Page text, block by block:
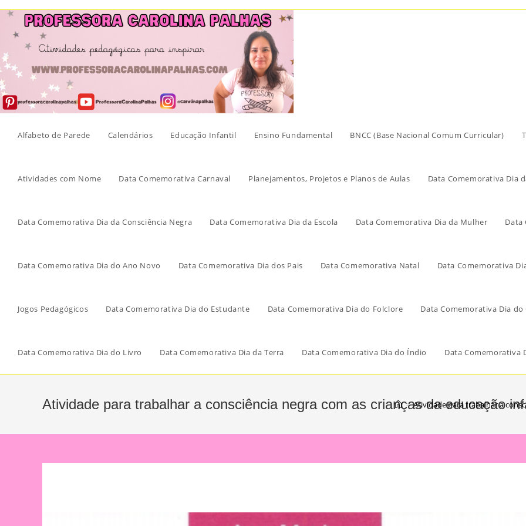
Skip
content
Alfabeto de Parede Calendários Educação Infantil Ensino Fundamental BNCC (Base Nacional Comum Curricular)
Atividades com Nome Data Comemorativa Carnaval Planejamentos, Projetos e Planos de Aulas Data Comemorativa Dia
Data Comemorativa Dia da Consciência Negra Data Comemorativa Dia da Escola Data Comemorativa Dia da Mulher Data
Data Comemorativa Dia do Ano Novo Data Comemorativa Dia dos Pais Data Comemorativa Natal Data Comemorativa
Jogos Pedagógicos Data Comemorativa Dia do Estudante Data Comemorativa Dia do Folclore Data Comemorativa Dia do
Data Comemorativa Dia do Livro Data Comemorativa Dia da Terra Data Comemorativa Dia do Índio Data Comemorativa
Atividade para trabalhar a consciência negra com as crianças da educação
> Atividade para trabalhar a